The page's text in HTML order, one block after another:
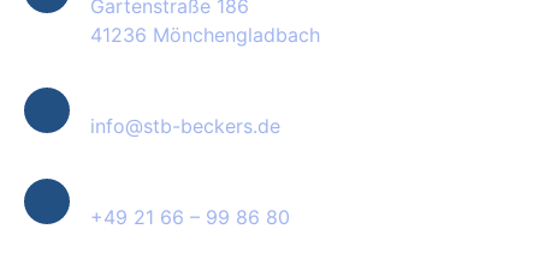
Gartenstraße 186
41236 Mönchengladbach
info@stb-beckers.de
+49 21 66 – 99 86 80